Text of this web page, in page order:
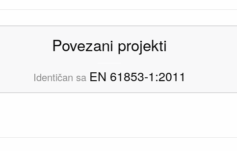
Povezani projekti
Identičan sa EN 61853-1:2011